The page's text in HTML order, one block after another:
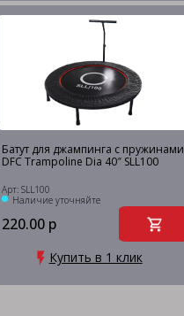
Батут для джампинга с пружинами
DFC Trampoline Dia 40″ SLL100
Арт: SLL100
Наличие уточняйте
220.00 р
Купить в 1 клик